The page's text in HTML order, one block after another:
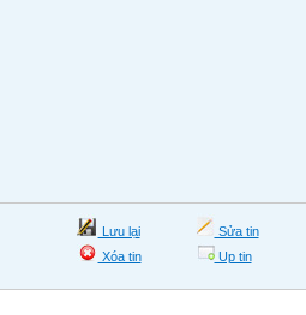
Lưu lại
Sửa tin
Xóa tin
Up tin